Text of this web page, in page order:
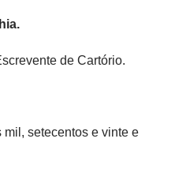
de Cartório.
mil, setecentos e vinte e